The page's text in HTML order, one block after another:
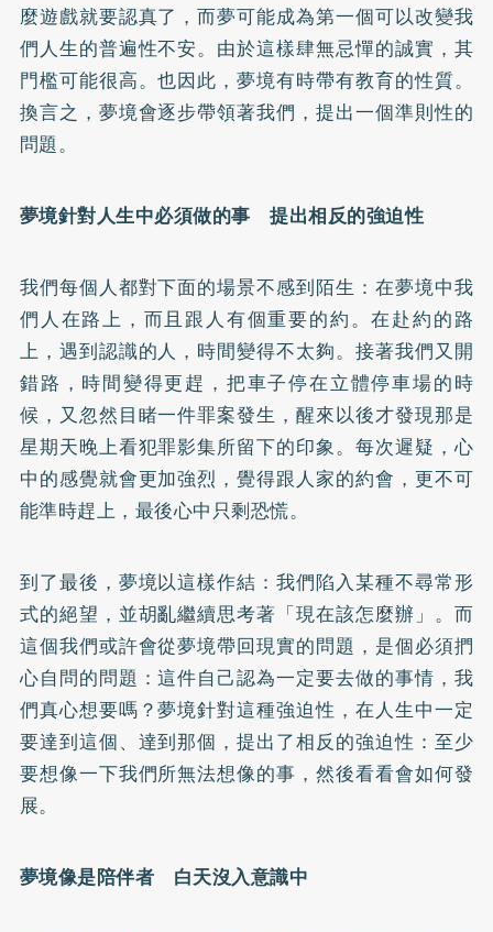
麼遊戲就要認真了，而夢可能成為第一個可以改變我
們人生的普遍性不安。由於這樣肆無忌憚的誠實，其
門檻可能很高。也因此，夢境有時帶有教育的性質。
換言之，夢境會逐步帶領著我們，提出一個準則性的
問題。
夢境針對人生中必須做的事 提出相反的強迫性
我們每個人都對下面的場景不感到陌生：在夢境中我
們人在路上，而且跟人有個重要的約。在赴約的路
上，遇到認識的人，時間變得不太夠。接著我們又開
錯路，時間變得更趕，把車子停在立體停車場的時
候，又忽然目睹一件罪案發生，醒來以後才發現那是
星期天晚上看犯罪影集所留下的印象。每次遲疑，心
中的感覺就會更加強烈，覺得跟人家的約會，更不可
能準時趕上，最後心中只剩恐慌。
到了最後，夢境以這樣作結：我們陷入某種不尋常形
式的絕望，並胡亂繼續思考著「現在該怎麼辦」。而
這個我們或許會從夢境帶回現實的問題，是個必須捫
心自問的問題：這件自己認為一定要去做的事情，我
們真心想要嗎？夢境針對這種強迫性，在人生中一定
要達到這個、達到那個，提出了相反的強迫性：至少
要想像一下我們所無法想像的事，然後看看會如何發
展。
夢境像是陪伴者 白天沒入意識中